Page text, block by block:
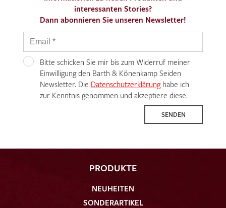
interessanten Stories?
Dann abonnieren Sie unseren Newsletter!
Bitte schicken Sie mir bis zum Widerruf meiner
Einwilligung den Barth & Könenkamp Seiden
Newsletter. Die Datenschutzerklärunghabe ich
zur Kenntnis genommen und akzeptiere diese.
SENDEN
PRODUKTE
NEUHEITEN
SONDERARTIKEL